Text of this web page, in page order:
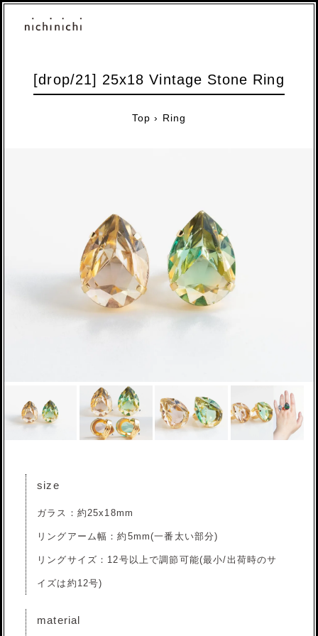
[drop/21] 25x18 Vintage Stone Ring
Top › Ring
size
ガラス：約25x18mm
リングアーム幅：約5mm(一番太い部分)
リングサイズ：12号以上で調節可能(最小/出荷時のサ
イズは約12号)
material